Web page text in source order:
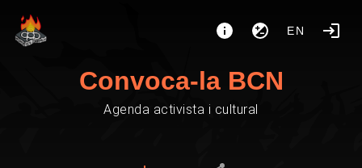
EN
Convoca-la BCN
Agenda activista i cultural